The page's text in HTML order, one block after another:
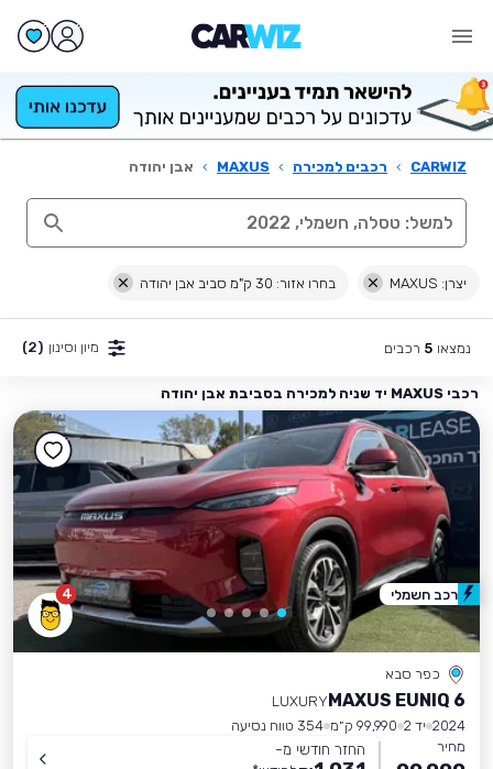
CARWIZ
› רכבים למכירה ›
MAXUS
› אבן יהודה
יצרן: MAXUS בחרו אזור: 30 ק"מ סביב אבן יהודה
נמצאו 5 רכבים מיון וסינון (2)
רכבי MAXUS יד שניה למכירה בסביבת אבן יהודה
4
כפר סבא
MAXUS EUNIQ 6
LUXURY
2024 יד 2 99,990 ק״מ
354 טווח נסיעה
מחיר
החזר חודשי מ-
רכב חשמלי